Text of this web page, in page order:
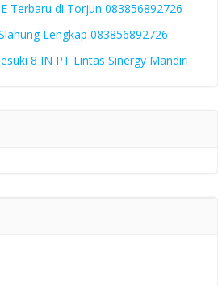
Terbaru di Torjun 083856892726
Lengkap 083856892726
8 IN PT Lintas Sinergy Mandiri